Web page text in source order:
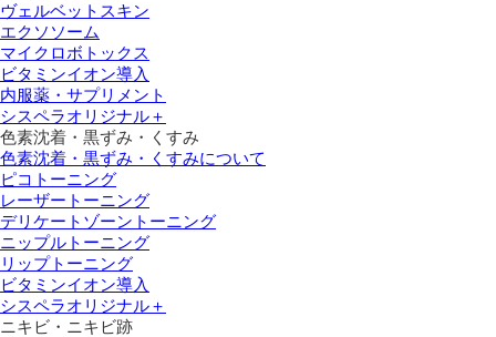
ヴェルベットスキン
エクソソーム
マイクロボトックス
ビタミンイオン導入
内服薬・サプリメント
シスペラオリジナル＋
色素沈着・黒ずみ・くすみ
色素沈着・黒ずみ・くすみについて
ピコトーニング
レーザートーニング
デリケートゾーントーニング
ニップルトーニング
リップトーニング
ビタミンイオン導入
シスペラオリジナル＋
ニキビ・ニキビ跡